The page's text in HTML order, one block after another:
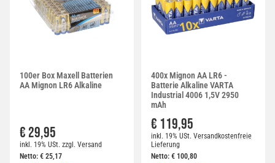
100er Box Maxell Batterien
AA Mignon LR6 Alkaline
€ 29,95
inkl. 19% USt. zzgl. Versand
Netto: € 25,17
400x Mignon AA LR6 -
Batterie Alkaline VARTA
Industrial 4006 1,5V 2950
mAh
€ 119,95
inkl. 19% USt. Versandkostenfreie
Lieferung
Netto: € 100,80